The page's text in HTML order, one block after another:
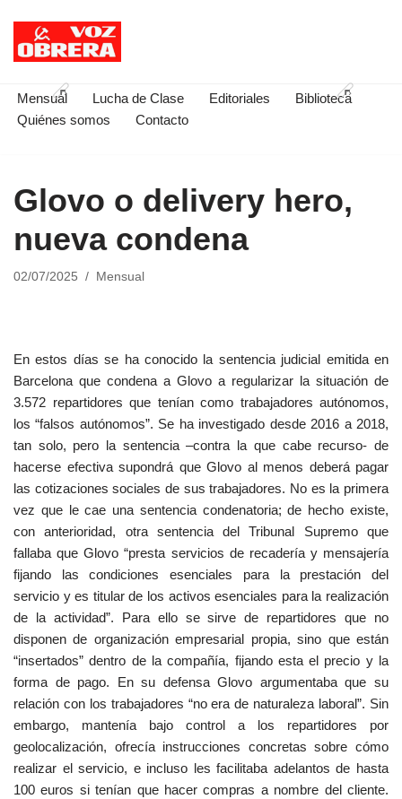
Saltar
contenido
Mensual Lucha de Clase Editoriales
Biblioteca
Quiénes somos
Contacto
Glovo o delivery hero,
nueva condena
02/07/2025 Mensual
En estos días se ha conocido la sentencia judicial emitida en
Barcelona que condena a Glovo a regularizar la situación de
3.572 repartidores que tenían como trabajadores autónomos,
los “falsos autónomos”. Se ha investigado desde 2016 a 2018,
tan solo, pero la sentencia –contra la que cabe recurso- de
hacerse efectiva supondrá que Glovo al menos deberá pagar
las cotizaciones sociales de sus trabajadores. No es la primera
vez que le cae una sentencia condenatoria; de hecho existe,
con anterioridad, otra sentencia del Tribunal Supremo que
fallaba que Glovo “presta servicios de recadería y mensajería
fijando las condiciones esenciales para la prestación del
servicio y es titular de los activos esenciales para la realización
de la actividad”. Para ello se sirve de repartidores que no
disponen de organización empresarial propia, sino que están
“insertados” dentro de la compañía, fijando esta el precio y la
forma de pago. En su defensa Glovo argumentaba que su
relación con los trabajadores “no era de naturaleza laboral”. Sin
embargo, mantenía bajo control a los repartidores por
geolocalización, ofrecía instrucciones concretas sobre cómo
realizar el servicio, e incluso les facilitaba adelantos de hasta
100 euros si tenían que hacer compras a nombre del cliente.